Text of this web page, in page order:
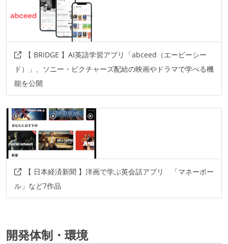
【 BRIDGE 】AI英語学習アプリ「abceed（エービーシー
ド）」、ソニー・ピクチャーズ配給の映画やドラマで学べる機
能を公開
【 日本経済新聞 】洋画で学ぶ英会話アプリ 「マネーボー
ル」など7作品
開発体制・環境